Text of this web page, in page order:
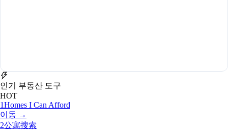
인기 부동산 도구
HOT
1Homes I Can Afford
이동 →
2公寓搜索